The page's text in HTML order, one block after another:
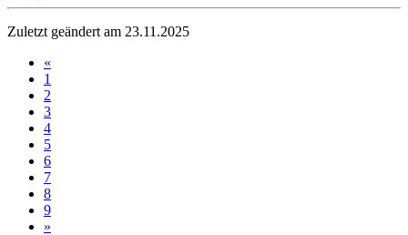
Zuletzt geändert am 23­.11.2025
«
1
2
3
4
5
6
7
8
9
»